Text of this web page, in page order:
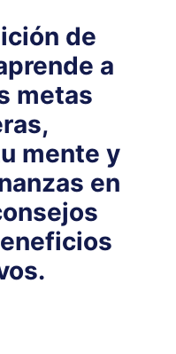
de
a
metas
mente y
en